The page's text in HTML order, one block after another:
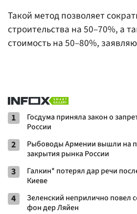
Такой метод позволяет
строительства на 50–70%, а
стоимость на 50–80%,
1
Госдума приняла закон о
России
2
Рыбоводы Армении вышли на
закрытия рынка России
3
Галкин* потерял дар речи
Киеве
4
Зеленский неприлично повел
фон дер Ляйен